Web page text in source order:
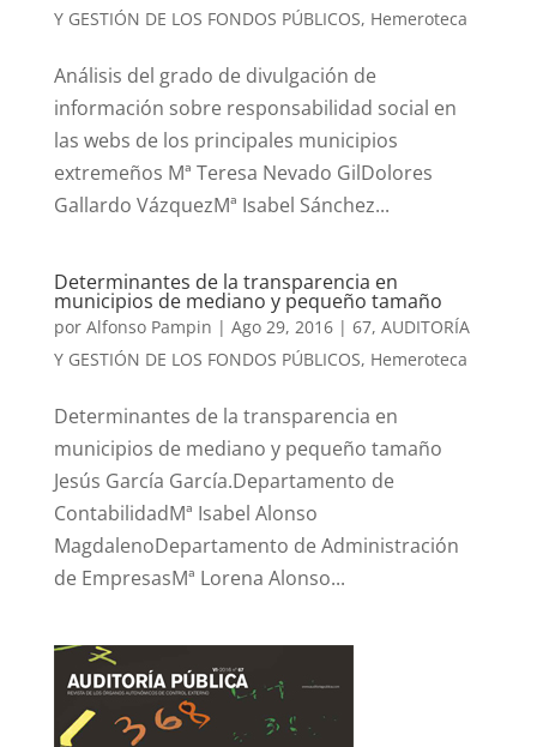
Y GESTIÓN DE LOS FONDOS PÚBLICOS, Hemeroteca
Análisis del grado de divulgación de
información sobre responsabilidad social en
las webs de los principales municipios
extremeños Mª Teresa Nevado GilDolores
Gallardo VázquezMª Isabel Sánchez...
Determinantes de la transparencia en
municipios de mediano y pequeño tamaño
por Alfonso Pampin | Ago 29, 2016| 67, AUDITORÍA
Y GESTIÓN DE LOS FONDOS PÚBLICOS, Hemeroteca
Determinantes de la transparencia en
municipios de mediano y pequeño tamaño
Jesús García García.Departamento de
ContabilidadMª Isabel Alonso
MagdalenoDepartamento de Administración
de EmpresasMª Lorena Alonso...